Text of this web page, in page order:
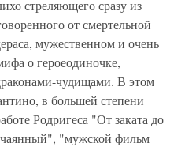
стреляющего сразу из
от смертельной
мужественном и очень
о героеодиночке,
чудищами. В этом
в большей степени
Родригеса "От заката до
"мужской фильм